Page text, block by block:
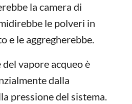
la camera di
le polveri in
e le aggregherebbe.
vapore acqueo è
dalla
pressione del sistema.